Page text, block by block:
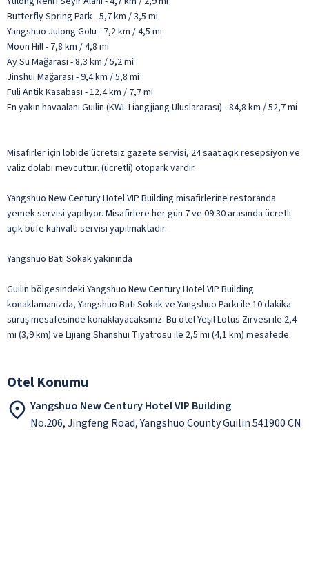
Butterfly Spring Park - 5,7 km / 3,5 mi
Yangshuo Julong Gölü - 7,2 km / 4,5 mi
Moon Hill - 7,8 km / 4,8 mi
Ay Su Mağarası - 8,3 km / 5,2 mi
Jinshui Mağarası - 9,4 km / 5,8 mi
Fuli Antik Kasabası - 12,4 km / 7,7 mi
En yakın havaalanı Guilin (KWL-Liangjiang Uluslararası) - 84,8 km / 52,7 mi
Misafirler için lobide ücretsiz gazete servisi, 24 saat açık resepsiyon ve
valiz dolabı mevcuttur. (ücretli) otopark vardır.
Yangshuo New Century Hotel VIP Building misafirlerine restoranda
yemek servisi yapılıyor. Misafirlere her gün 7 ve 09.30 arasında ücretli
açık büfe kahvaltı servisi yapılmaktadır.
Yangshuo Batı Sokak yakınında
Guilin bölgesindeki Yangshuo New Century Hotel VIP Building
konaklamanızda, Yangshuo Batı Sokak ve Yangshuo Parkı ile 10 dakika
sürüş mesafesinde konaklayacaksınız. Bu otel Yeşil Lotus Zirvesi ile 2,4
mi (3,9 km) ve Lijiang Shanshui Tiyatrosu ile 2,5 mi (4,1 km) mesafede.
Otel Konumu
Yangshuo New Century Hotel VIP Building
No.206, Jingfeng Road, Yangshuo County Guilin 541900 CN